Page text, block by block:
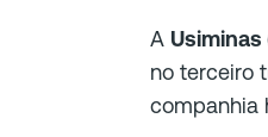
A Usiminas
no terceiro
companhia